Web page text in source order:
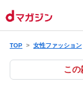
TOP 女性ファッション
この